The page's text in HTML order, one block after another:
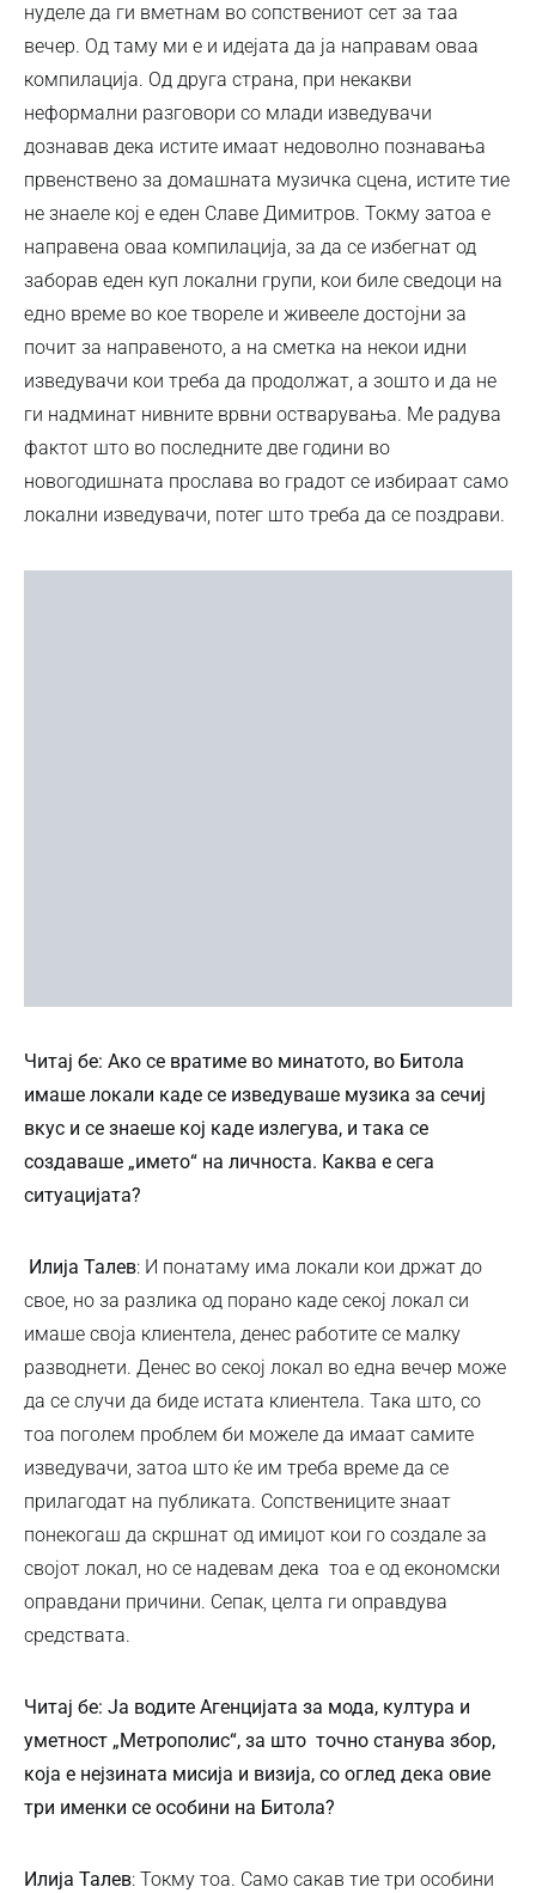
нуделе да ги вметнам во сопствениот сет за таа
вечер. Од таму ми е и идејата да ја направам оваа
компилација. Од друга страна, при некакви
неформални разговори со млади изведувачи
дознавав дека истите имаат недоволно познавања
првенствено за домашната музичка сцена, истите тие
не знаеле кој е еден Славе Димитров. Токму затоа е
направена оваа компилација, за да се избегнат од
заборав еден куп локални групи, кои биле сведоци на
едно време во кое твореле и живееле достојни за
почит за направеното, а на сметка на некои идни
изведувачи кои треба да продолжат, а зошто и да не
ги надминат нивните врвни остварувања. Ме радува
фактот што во последните две години во
новогодишната прослава во градот се избираат само
локални изведувачи, потег што треба да се поздрави.
Читај бе: Ако се вратиме во минатото, во Битола
имаше локали каде се изведуваше музика за сечиј
вкус и се знаеше кој каде излегува, и така се
создаваше „името“ на личноста. Каква е сега
ситуацијата?
Илија Талев: И понатаму има локали кои држат до
свое, но за разлика од порано каде секој локал си
имаше своја клиентела, денес работите се малку
разводнети. Денес во секој локал во една вечер може
да се случи да биде истата клиентела. Така што, со
тоа поголем проблем би можеле да имаат самите
изведувачи, затоа што ќе им треба време да се
прилагодат на публиката. Сопствениците знаат
понекогаш да скршнат од имиџот кои го создале за
својот локал, но се надевам дека тоа е од економски
оправдани причини. Сепак, целта ги оправдува
средствата.
Читај бе: Ја водите Агенцијата за мода, култура и
уметност „Метрополис“, за што точно станува збор,
која е нејзината мисија и визија, со оглед дека овие
три именки се особини на Битола?
Илија Талев: Токму тоа. Само сакав тие три особини